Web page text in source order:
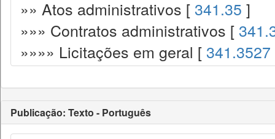
»» Atos administrativos [ 341.35 ]
»»» Contratos administrativos [
»»»» Licitações em geral [ 341.3527
Publicação: Texto - Português